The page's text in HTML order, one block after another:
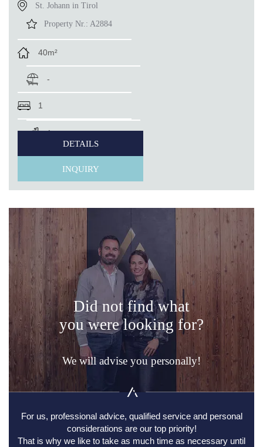
St. Johann in Tirol
Property Nr.: A2884
40m²
-
1
1
DETAILS
INQUIRY
Did not find what
you were looking for?
We will advise you personally!
For us, professional advice, qualified service and personal
considerations are our top priority!
That is why we like to take as much time as necessary until